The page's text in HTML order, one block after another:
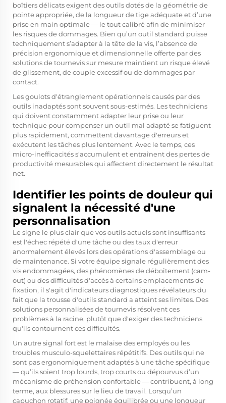
boîtiers délicats exigent des outils dotés de la géométrie de
pointe appropriée, de la longueur de tige adéquate et d’une
prise en main optimale — le tout calibré afin de minimiser
les risques de dommages. Bien qu’un outil standard puisse
techniquement s’adapter à la tête de la vis, l’absence de
précision ergonomique et dimensionnelle offerte par des
solutions de tournevis sur mesure maintient un risque élevé
de glissement, de couple excessif ou de dommages par
contact.
Les goulots d'étranglement opérationnels causés par des
outils inadaptés sont souvent sous-estimés. Les techniciens
qui doivent constamment adapter leur prise ou leur
technique pour compenser un outil mal adapté se fatiguent
plus rapidement, commettent davantage d'erreurs et
exécutent les tâches plus lentement. Avec le temps, ces
micro-inefficacités s'accumulent et entraînent des pertes de
productivité mesurables qui affectent directement le résultat
net.
Identifier les points de douleur qui
signalent la nécessité d'une
personnalisation
Le signe le plus clair que vos outils actuels sont insuffisants
est l'échec répété d'une tâche ou des taux d'erreur
anormalement élevés lors des opérations d'assemblage ou
de maintenance. Si votre équipe signale régulièrement des
vis endommagées, des phénomènes de déboîtement (cam-
out) ou des difficultés d'accès à certains emplacements de
fixation, il s'agit d'indicateurs diagnostiques révélateurs du
fait que la trousse d'outils standard a atteint ses limites. Des
solutions personnalisées de tournevis résolvent ces
problèmes à la racine, plutôt que d'exiger des techniciens
qu'ils contournent ces difficultés.
Un autre signal fort est le malaise des employés ou les
troubles musculo-squelettaires répétitifs. Des outils qui ne
sont pas ergonomiquement adaptés à une tâche spécifique
— qu’ils soient trop lourds, trop courts ou dépourvus d’un
mécanisme de préhension confortable — contribuent, à long
terme, aux blessures sur le lieu de travail. Lorsqu’un
capuchon rotatif, une poignée équilibrée ou une longueur